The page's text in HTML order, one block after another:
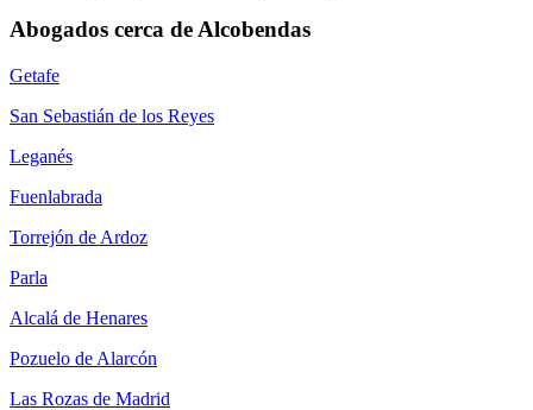
Abogados cerca de Alcobendas
Getafe
San Sebastián de los Reyes
Leganés
Fuenlabrada
Torrejón de Ardoz
Parla
Alcalá de Henares
Pozuelo de Alarcón
Las Rozas de Madrid